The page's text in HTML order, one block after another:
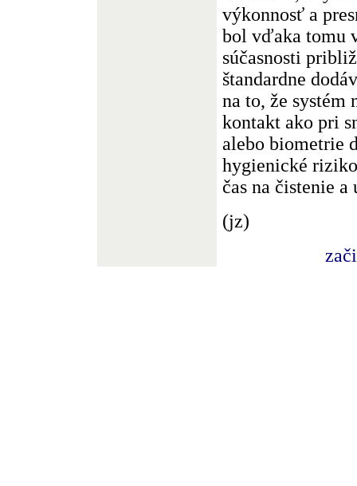
výkonnosť a
bol vďaka tomu
súčasnosti
štandardne
na to, že
kontakt ako pri
alebo biometrie
hygienické
čas na čistenie
(jz)